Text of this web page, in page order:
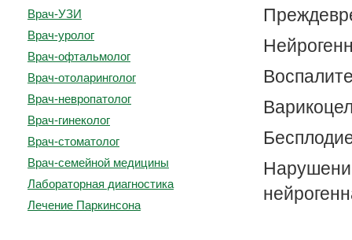
Врач-УЗИ
Врач-уролог
Врач-офтальмолог
Врач-отоларинголог
Врач-невропатолог
Врач-гинеколог
Врач-стоматолог
Врач-семейной медицины
Лабораторная диагностика
Лечение Паркинсона